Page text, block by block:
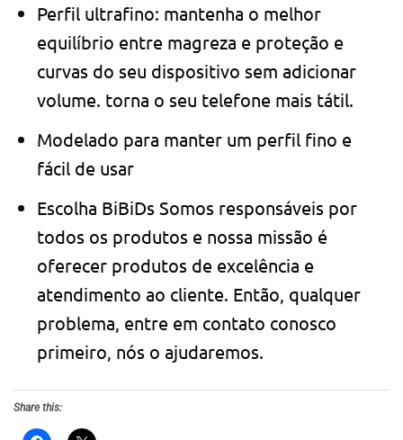
Perfil ultrafino: mantenha o melhor
equilíbrio entre magreza e proteção e
curvas do seu dispositivo sem adicionar
volume. torna o seu telefone mais tátil.
Modelado para manter um perfil fino e
fácil de usar
Escolha BiBiDs Somos responsáveis ​​por
todos os produtos e nossa missão é
oferecer produtos de excelência e
atendimento ao cliente. Então, qualquer
problema, entre em contato conosco
primeiro, nós o ajudaremos.
Share this: